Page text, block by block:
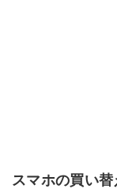
スマホの買い